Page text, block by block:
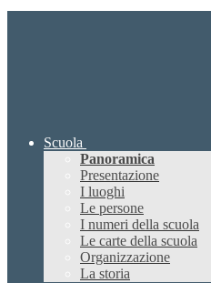
Scuola
Panoramica
Presentazione
I luoghi
Le persone
I numeri della scuola
Le carte della scuola
Organizzazione
La storia